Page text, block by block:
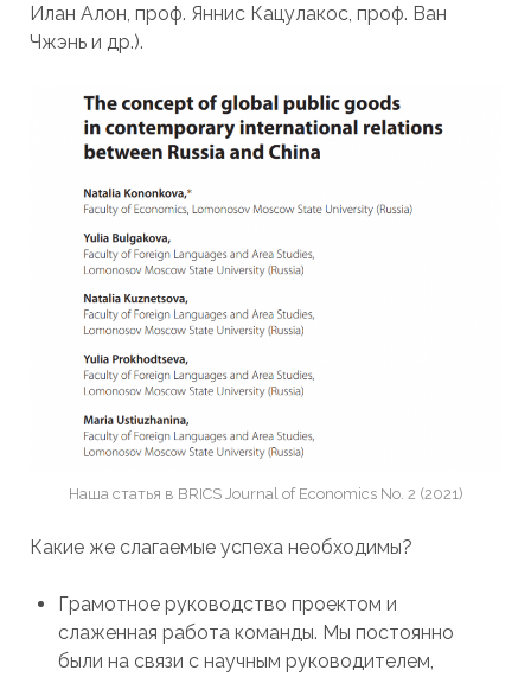
Илан Алон, проф. Яннис Кацулакос, проф. Ван
Чжэнь и др.).
Наша статья в BRICS Journal of Economics No. 2 (2021)
Какие же слагаемые успеха необходимы?
Грамотное руководство проектом и
слаженная работа команды. Мы постоянно
были на связи с научным руководителем,